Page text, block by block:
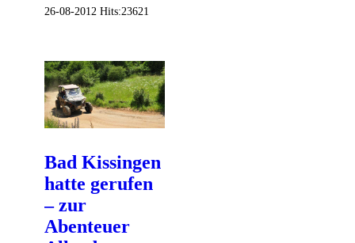
26-08-2012 Hits:23621
Bad Kissingen
hatte gerufen
– zur
Abenteuer